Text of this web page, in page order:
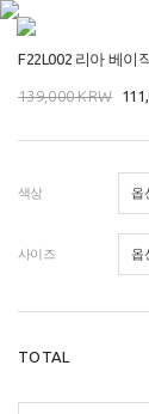
F22L002 리아 베이
139,000KRW
색상
사이즈
TOTAL